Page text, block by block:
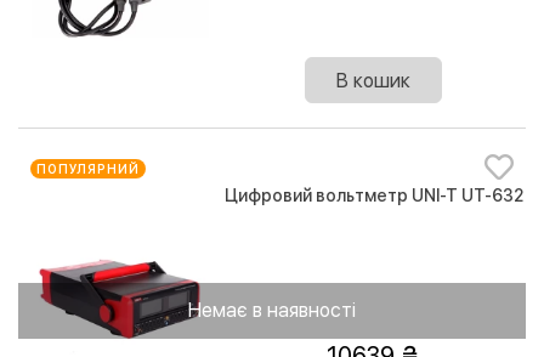
В кошик
Немає в наявності
ПОПУЛЯРНИЙ
Цифровий вольтметр UNI-T UT-632